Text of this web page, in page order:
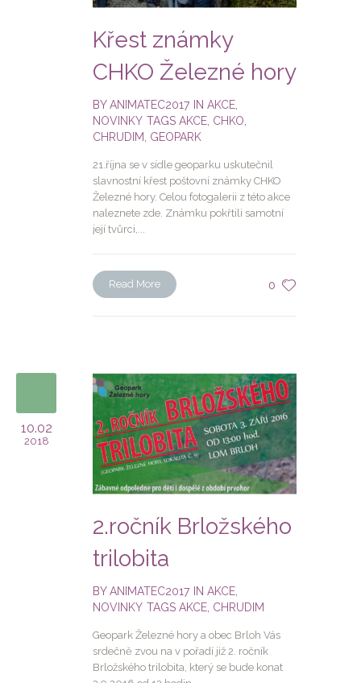
Křest známky
CHKO Železné hory
BYANIMATEC2017 IN AKCE
NOVINKY TAGS AKCE CHKO
CHRUDIM
GEOPARK
21.října se v sídle geoparku uskutečnil
slavnostní křest poštovní známky CHKO
Železné hory. Celou fotogalerii z této akce
naleznete zde. Známku pokřtili samotní
její tvůrci,...
0
Read More
10.02
2018
2.ročník Brložského
trilobita
BYANIMATEC2017 IN AKCE
NOVINKY TAGS AKCE CHRUDIM
Geopark Železné hory a obec Brloh Vás
srdečně zvou na v pořadí již 2. ročník
Brložského trilobita, který se bude konat